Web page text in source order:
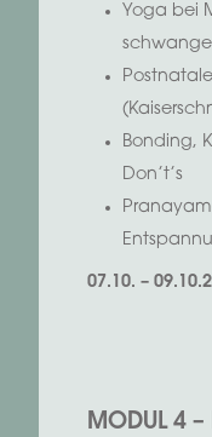
Yoga bei
Bonding,
Don’t’s
07.10. –
MODUL 4 –